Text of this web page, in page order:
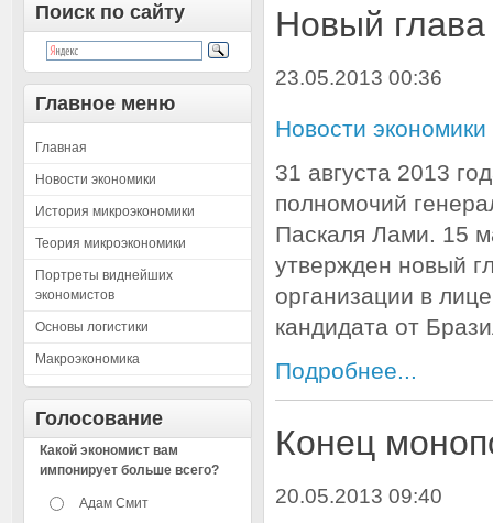
Поиск по сайту
Главное меню
Главная
Новости экономики
История микроэкономики
Теория микроэкономики
Портреты виднейших
экономистов
Основы логистики
Макроэкономика
Голосование
Какой экономист вам
импонирует больше всего?
Адам Смит
Новый
23.05.2013 00:36
Новости экономики
31 августа 2013
полномочий
Паскаля Лами. 15
утвержден новый
организации в
кандидата от
Подробнее...
Конец
20.05.2013 09:40